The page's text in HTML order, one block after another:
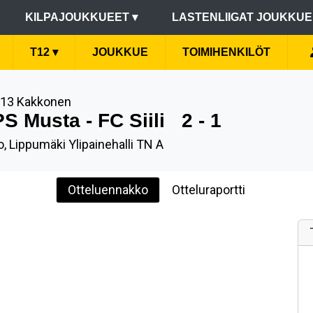
KILPAJOUKKUEET ▾ LASTENLIIGAT
T12 ▾ JOUKKUE TOIMIHENKILÖT
Kakkonen
Musta - FC Siili 2 - 1
Lippumäki Ylipainehalli TN A
Otteluennakko Otteluraportti